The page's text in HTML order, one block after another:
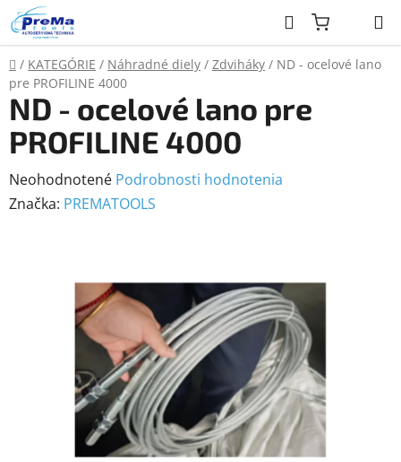
Prejsť
na
obsah
Hľadať
Domov
/ KATEGÓRIE / Náhradné diely / Zdviháky / ND - ocelové lano
pre PROFILINE 4000
ND - ocelové lano pre
PROFILINE 4000
Priemerné
hodnotenie
Neohodnotené Podrobnosti hodnotenia
Značka: PREMATOOLS